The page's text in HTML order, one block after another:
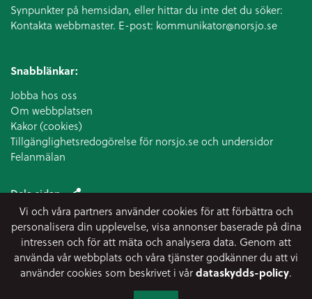
Synpunkter på hemsidan, eller hittar du inte det du söker:
Kontakta webbmaster. E-post: kommunikator@norsjo.se
Snabblänkar:
Jobba hos oss
Om webbplatsen
Kakor (cookies)
Tillgänglighetsredogörelse för norsjo.se och undersidor
Felanmälan
Dela sidan
Vi och våra partners använder cookies för att förbättra och
personalisera din upplevelse, visa annonser baserade på dina
intressen och för att mäta och analysera data. Genom att
använda vår webbplats och våra tjänster godkänner du att vi
använder cookies som beskrivet i vårdataskydds-policy.